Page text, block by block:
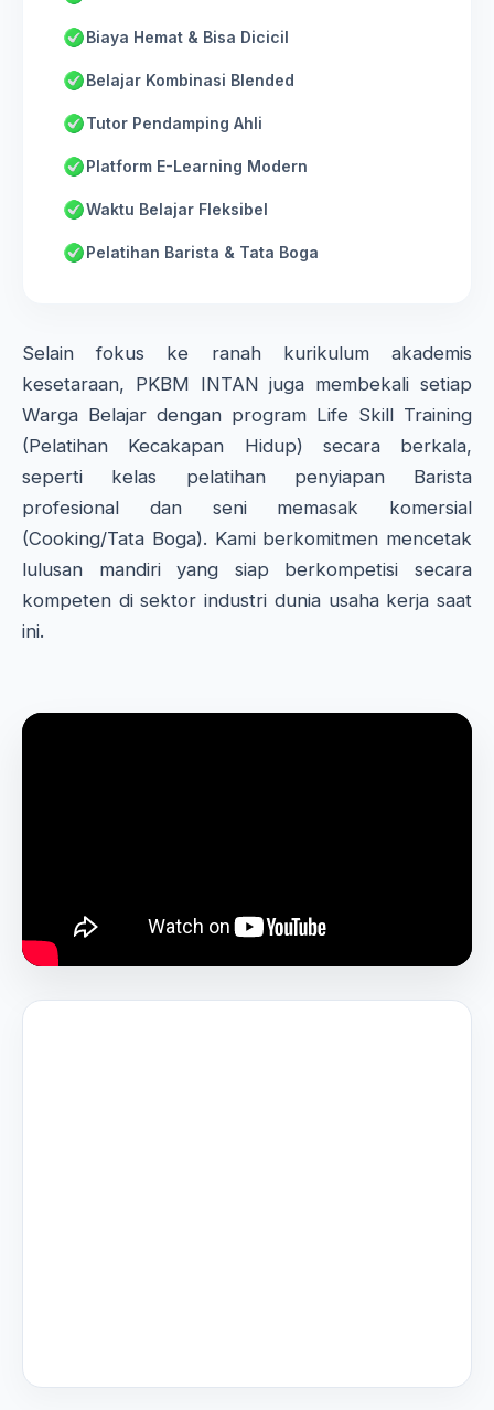
Biaya Hemat & Bisa Dicicil
Belajar Kombinasi Blended
Tutor Pendamping Ahli
Platform E-Learning Modern
Waktu Belajar Fleksibel
Pelatihan Barista & Tata Boga
Selain fokus ke ranah kurikulum akademis
kesetaraan, PKBM INTAN juga membekali setiap
Warga Belajar dengan program Life Skill Training
(Pelatihan Kecakapan Hidup) secara berkala,
seperti kelas pelatihan penyiapan Barista
profesional dan seni memasak komersial
(Cooking/Tata Boga). Kami berkomitmen mencetak
lulusan mandiri yang siap berkompetisi secara
kompeten di sektor industri dunia usaha kerja saat
ini.